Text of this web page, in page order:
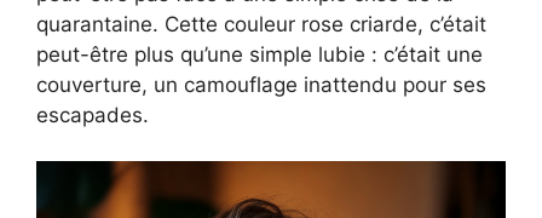
quarantaine. Cette couleur rose criarde, c’était
peut-être plus qu’une simple lubie : c’était une
couverture, un camouflage inattendu pour ses
escapades.